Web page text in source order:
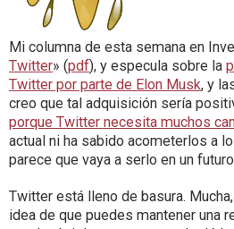
Mi columna de esta semana en
Twitter» (pdf), y especula sobre la
Twitter por parte de Elon Musk, y
creo que tal adquisición sería
porque Twitter necesita muchos
actual ni ha sabido acometerlos a
parece que vaya a serlo en un
Twitter está lleno de basura.
idea de que puedes mantener una